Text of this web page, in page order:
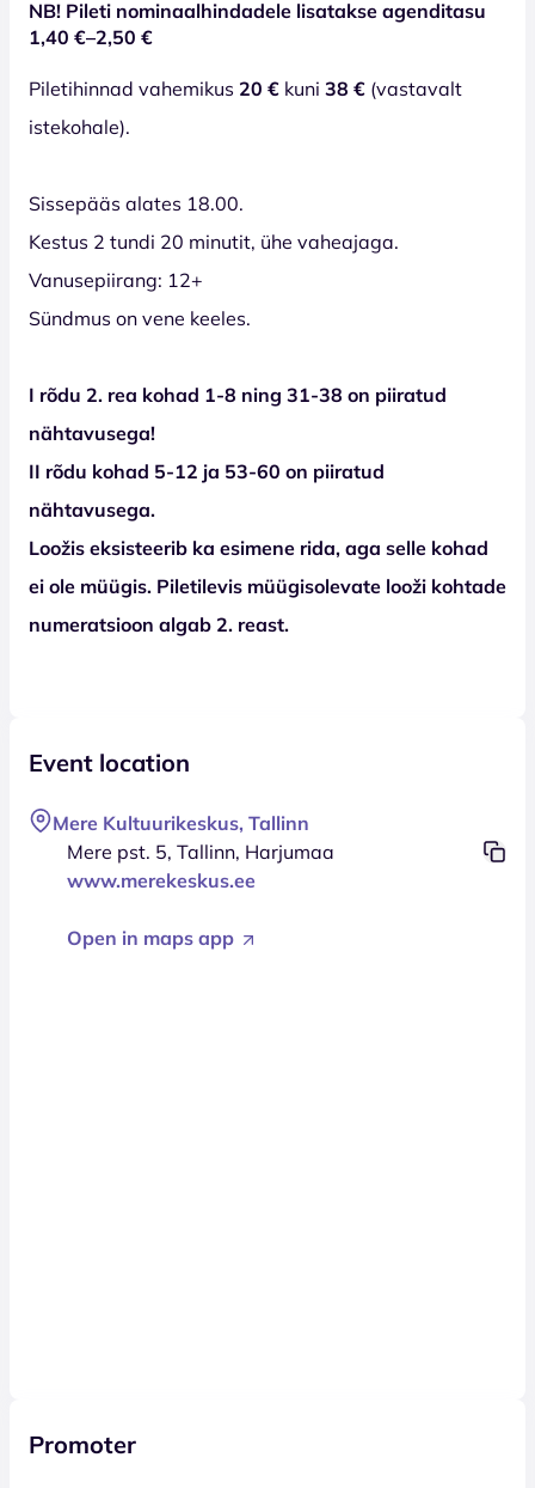
NB! Pileti nominaalhindadele lisatakse agenditasu
1,40 €–2,50 €
Piletihinnad vahemikus 20 € kuni 38 € (vastavalt
istekohale).
Sissepääs alates 18.00.
Kestus 2 tundi 20 minutit, ühe vaheajaga.
Vanusepiirang: 12+
Sündmus on vene keeles.
I rõdu 2. rea kohad 1-8 ning 31-38 on piiratud
nähtavusega!
II rõdu kohad 5-12 ja 53-60 on piiratud
nähtavusega.
Loožis eksisteerib ka esimene rida, aga selle kohad
ei ole müügis. Piletilevis müügisolevate looži kohtade
numeratsioon algab 2. reast.
Event location
Mere Kultuurikeskus, Tallinn
Mere pst. 5, Tallinn, Harjumaa
www.merekeskus.ee
Open in maps app
Promoter